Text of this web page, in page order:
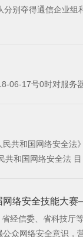
网络安全技能大
经信委、省科技厅
识，营造安全健康文明